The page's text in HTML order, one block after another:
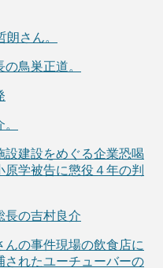
さん。
鳥巣正道。
建設をめぐる企業恐喝
学被告に懲役４年の判
長の吉村良介
の事件現場の飲食店に
されたユーチューバーの